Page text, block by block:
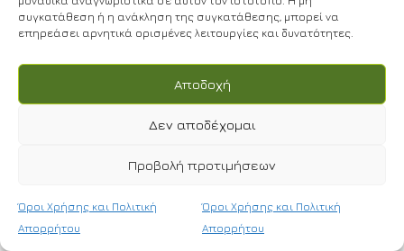
συγκατάθεση ή η ανάκληση της συγκατάθεσης, μπορεί να
επηρεάσει αρνητικά ορισμένες λειτουργίες και δυνατότητες.
Αποδοχή
Δεν αποδέχομαι
Προβολή προτιμήσεων
Όροι Χρήσης και Πολιτική
Απορρήτου
Όροι Χρήσης και Πολιτική
Απορρήτου
NEWSLETTER
Έχω διαβάσει και αποδέχομαι τους
© 2024 | CROSSTECH All right reserved | Designed by
Cactus